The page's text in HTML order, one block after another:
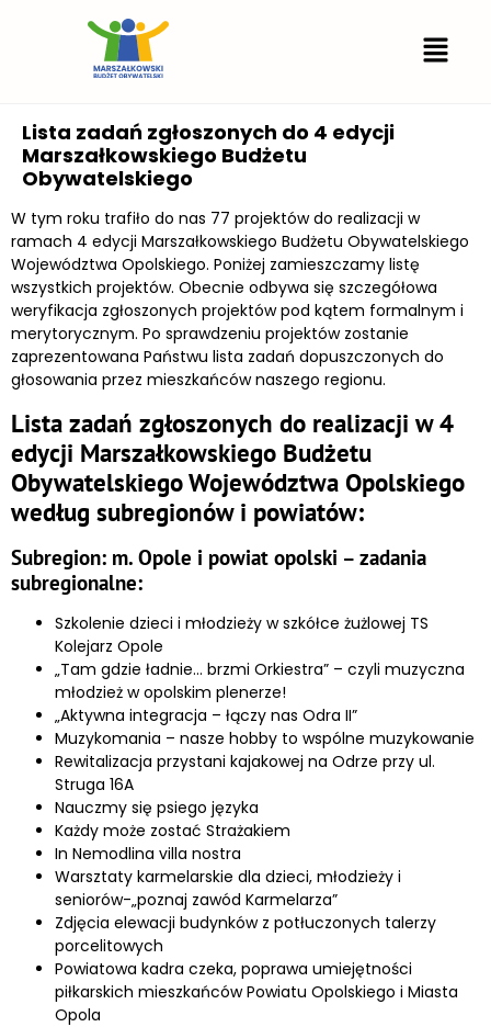
Lista zadań zgłoszonych do 4 edycji
Marszałkowskiego Budżetu
Obywatelskiego
W tym roku trafiło do nas 77 projektów do realizacji w
ramach 4 edycji Marszałkowskiego Budżetu Obywatelskiego
Województwa Opolskiego. Poniżej zamieszczamy listę
wszystkich projektów. Obecnie odbywa się szczegółowa
weryfikacja zgłoszonych projektów pod kątem formalnym i
merytorycznym. Po sprawdzeniu projektów zostanie
zaprezentowana Państwu lista zadań dopuszczonych do
głosowania przez mieszkańców naszego regionu.
Lista zadań zgłoszonych do realizacji w 4
edycji Marszałkowskiego Budżetu
Obywatelskiego Województwa Opolskiego
według subregionów i powiatów:
Subregion: m. Opole i powiat opolski – zadania
subregionalne:
Szkolenie dzieci i młodzieży w szkółce żużlowej TS
Kolejarz Opole
„Tam gdzie ładnie… brzmi Orkiestra” – czyli muzyczna
młodzież w opolskim plenerze!
„Aktywna integracja – łączy nas Odra II”
Muzykomania – nasze hobby to wspólne muzykowanie
Rewitalizacja przystani kajakowej na Odrze przy ul.
Struga 16A
Nauczmy się psiego języka
Każdy może zostać Strażakiem
In Nemodlina villa nostra
Warsztaty karmelarskie dla dzieci, młodzieży i
seniorów-„poznaj zawód Karmelarza”
Zdjęcia elewacji budynków z potłuczonych talerzy
porcelitowych
Powiatowa kadra czeka, poprawa umiejętności
piłkarskich mieszkańców Powiatu Opolskiego i Miasta
Opola